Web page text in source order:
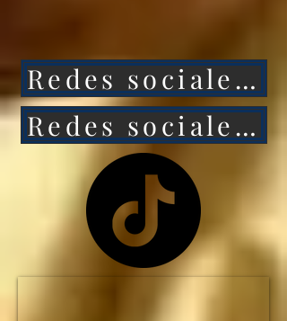
Unidos caerá aún más
rápido.
NO HAY MANERA de
que Estados Unidos
siga siendo la primera
potencia mundial... y el
Redes sociales 1
Redes sociales 2